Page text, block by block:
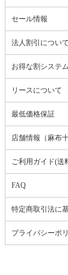
セール情報
法人割引について
お得な割システム
リースについて
最低価格保証
店舗情報（麻布十
ご利用ガイド(送
FAQ
特定商取引法に
プライバシーポ